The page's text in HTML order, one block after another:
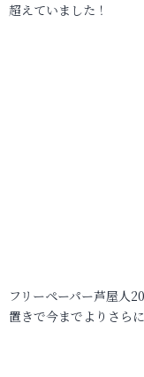
超えていました！
フリーペーパー芦屋人
置きで今までよりさら